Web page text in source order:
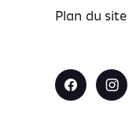
Plan du site